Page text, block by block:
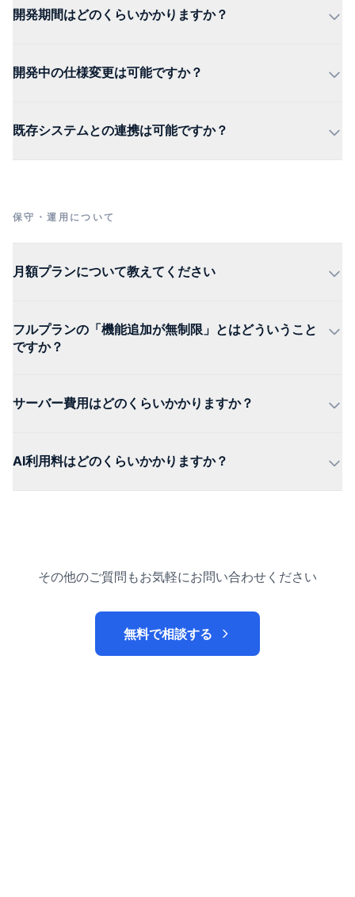
開発期間はどのくらいかかりますか？
開発中の仕様変更は可能ですか？
既存システムとの連携は可能ですか？
保守・運用について
月額プランについて教えてください
フルプランの「機能追加が無制限」とはどういうこと
ですか？
サーバー費用はどのくらいかかりますか？
AI利用料はどのくらいかかりますか？
その他のご質問もお気軽にお問い合わせください
無料で相談する